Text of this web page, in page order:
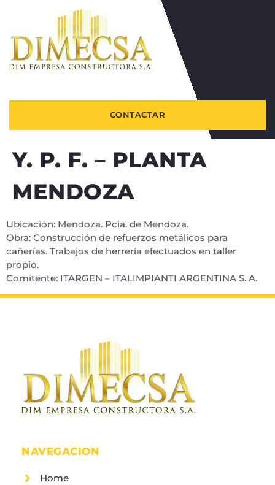
CONTACTAR
Y. P. F. – PLANTA
MENDOZA
Ubicación: Mendoza. Pcia. de Mendoza.
Obra: Construcción de refuerzos metálicos para
cañerías. Trabajos de herrería efectuados en taller
propio.
Comitente: ITARGEN – ITALIMPIANTI ARGENTINA S. A.
NAVEGACION
Home